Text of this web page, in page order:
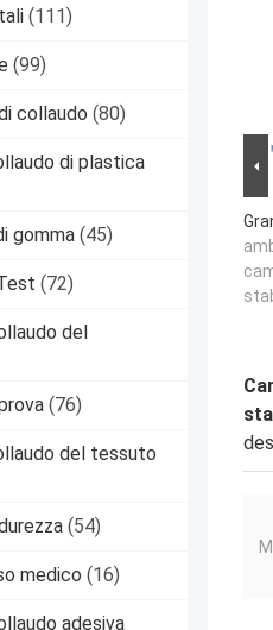
(111)
(99)
collaudo (80)
di plastica
gomma (45)
(72)
del
(76)
del tessuto
(54)
medico (16)
adesiva